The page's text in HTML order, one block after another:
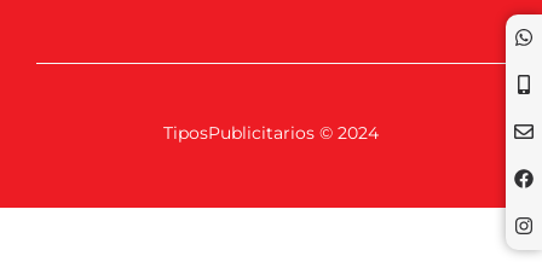
TiposPublicitarios © 2024